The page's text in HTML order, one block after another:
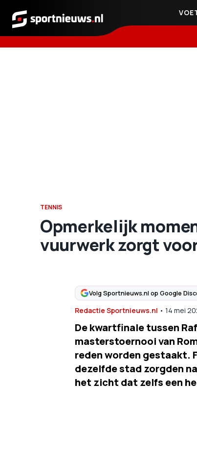
Sportnieuws.nl
TENNIS
Opmerkelijk
vuurwerk zorgt
Volg Sportnieuws.nl op Google
Redactie Sportnieuws.nl • 14 mei
De kwartfinale tussen
masterstoernooi van
reden worden gestaakt.
dezelfde stad zorgden
het zicht dat zelfs een